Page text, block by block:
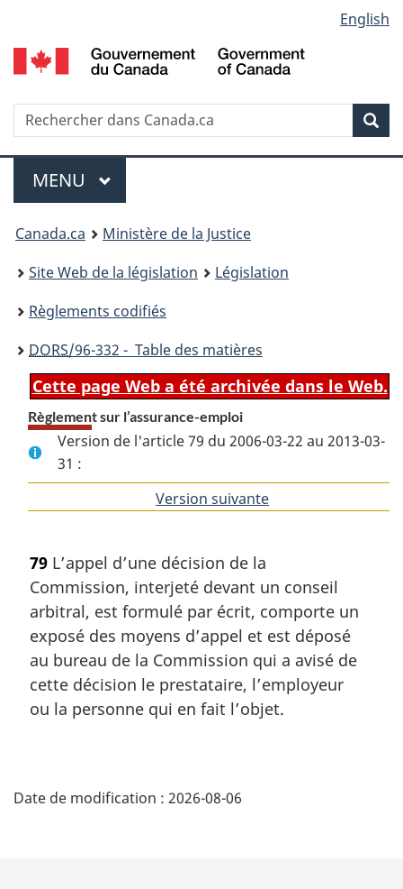
au
contenu
propos
de
la
HTML
simplifiée
selection
English
Recherche
Menu
MENU PRINCIPAL
You
are
here:
Canada.ca
Ministère de la Justice
Site Web de la législation
Législation
Règlements codifiés
DORS/96-332 - Table des matières
Cette page Web a été archivée dans le Web.
Règlement sur l’assurance-emploi
Version de l'article 79 du 2006-03-22 au 2013-03-
31 :
Version suivante
79 L’appel d’une décision de la
Commission, interjeté devant un conseil
arbitral, est formulé par écrit, comporte un
exposé des moyens d’appel et est déposé
au bureau de la Commission qui a avisé de
cette décision le prestataire, l’employeur
ou la personne qui en fait l’objet.
é
Date de modification : 2026-08-06